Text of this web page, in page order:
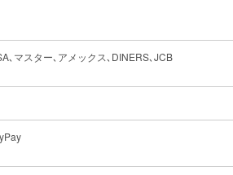
､マスター､アメックス､DINERS､JCB